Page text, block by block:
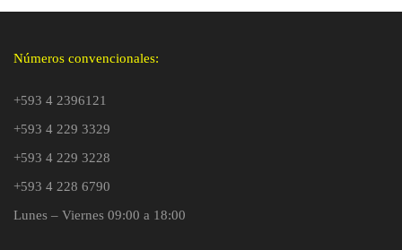
Números convencionales:
+593 4 2396121
+593 4 229 3329
+593 4 229 3228
+593 4 228 6790
Lunes – Viernes 09:00 a 18:00